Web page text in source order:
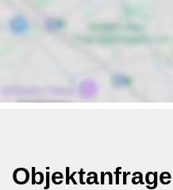
Objektanfrage